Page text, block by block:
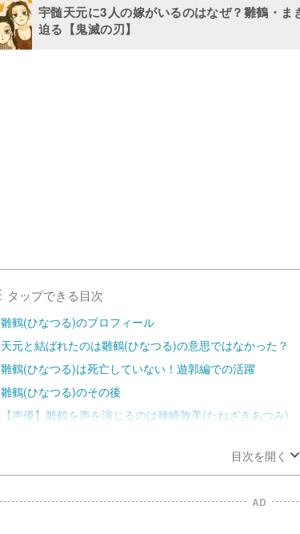
宇髄天元に3人の嫁がいるのはなぜ？雛鶴・
迫る【鬼滅の刃】
タップできる目次
雛鶴(ひなつる)のプロフィール
天元と結ばれたのは雛鶴(ひなつる)の意思ではなかった？
雛鶴(ひなつる)は死亡していない！遊郭編での活躍
雛鶴(ひなつる)のその後
【声優】雛鶴を声を演じるのは種崎敦美(たねざきあつみ)
目次を開く
AD